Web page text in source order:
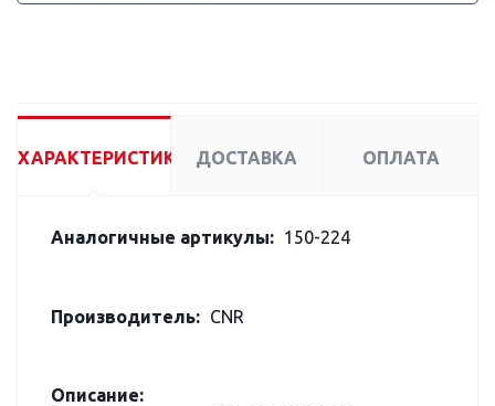
ХАРАКТЕРИСТИКИ ДОСТАВКА ОПЛАТА
Аналогичные артикулы: 150-224
Производитель: CNR
Описание: